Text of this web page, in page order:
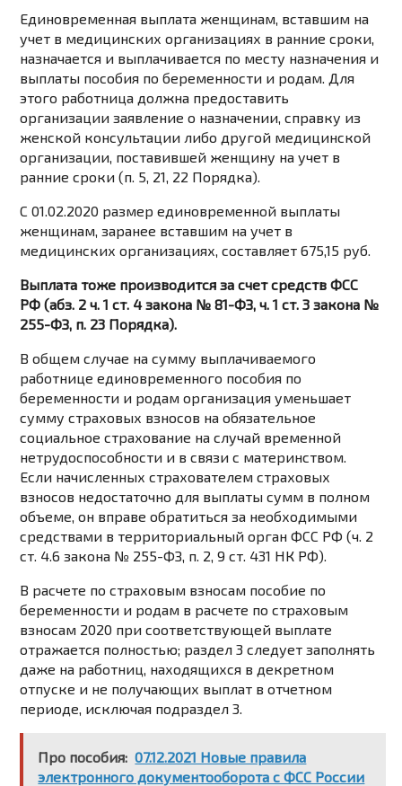
Единовременная выплата женщинам, вставшим на
учет в медицинских организациях в ранние сроки,
назначается и выплачивается по месту назначения и
выплаты пособия по беременности и родам. Для
этого работница должна предоставить
организации заявление о назначении, справку из
женской консультации либо другой медицинской
организации, поставившей женщину на учет в
ранние сроки (п. 5, 21, 22 Порядка).
С 01.02.2020 размер единовременной выплаты
женщинам, заранее вставшим на учет в
медицинских организациях, составляет 675,15 руб.
Выплата тоже производится за счет средств ФСС
РФ (абз. 2 ч. 1 ст. 4 закона № 81-ФЗ, ч. 1 ст. 3 закона №
255-ФЗ, п. 23 Порядка).
В общем случае на сумму выплачиваемого
работнице единовременного пособия по
беременности и родам организация уменьшает
сумму страховых взносов на обязательное
социальное страхование на случай временной
нетрудоспособности и в связи с материнством.
Если начисленных страхователем страховых
взносов недостаточно для выплаты сумм в полном
объеме, он вправе обратиться за необходимыми
средствами в территориальный орган ФСС РФ (ч. 2
ст. 4.6 закона № 255-ФЗ, п. 2, 9 ст. 431 НК РФ).
В расчете по страховым взносам пособие по
беременности и родам в расчете по страховым
взносам 2020 при соответствующей выплате
отражается полностью; раздел 3 следует заполнять
даже на работниц, находящихся в декретном
отпуске и не получающих выплат в отчетном
периоде, исключая подраздел 3.
Про пособия: 07.12.2021 Новые правила
электронного документооборота с ФСС России